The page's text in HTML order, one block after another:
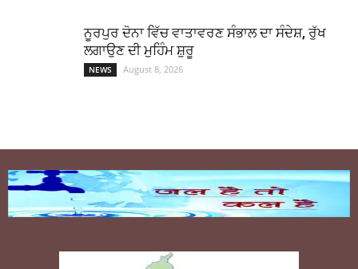
ਨੂਰਪੁਰ ਦੋਨਾ ਵਿੱਚ ਵਾਤਾਵਰਣ ਸੰਭਾਲ ਦਾ ਸੰਦੇਸ਼, ਰੁੱਖ
ਲਗਾਉਣ ਦੀ ਮੁਹਿੰਮ ਸ਼ੁਰੂ
NEWS August 8, 2026